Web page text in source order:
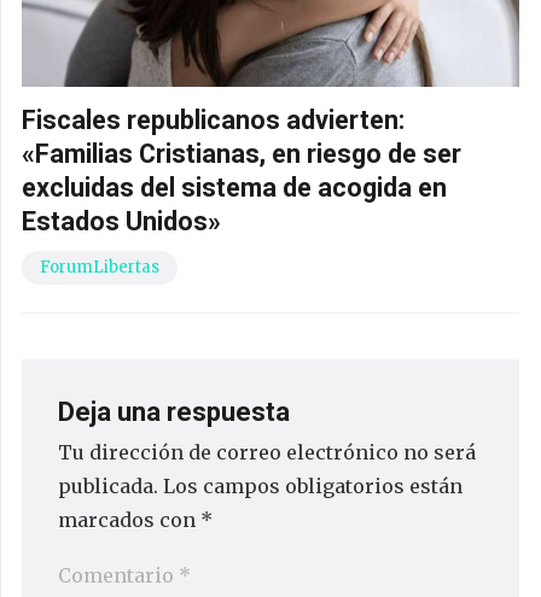
Fiscales republicanos advierten:
«Familias Cristianas, en riesgo de ser
excluidas del sistema de acogida en
Estados Unidos»
ForumLibertas
Deja una respuesta
Tu dirección de correo electrónico no será
publicada. Los campos obligatorios están
marcados con *